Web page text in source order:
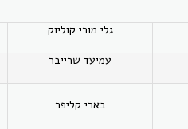
גלי מורי קוליוק
עמיעד שרייבר
בארי קליפר